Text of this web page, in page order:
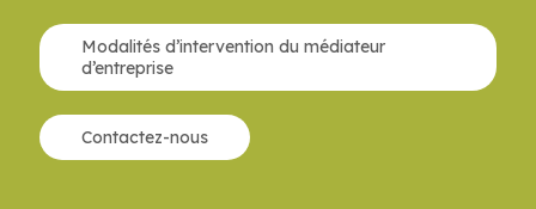
Modalités d’intervention du médiateur
d’entreprise
Contactez-nous